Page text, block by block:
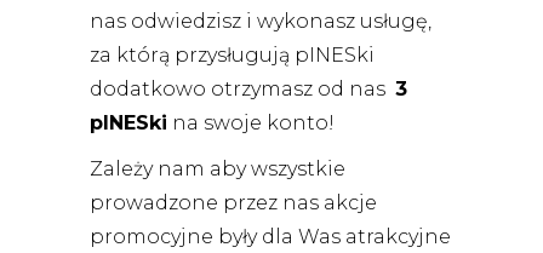
nas odwiedzisz i wykonasz usługę,
za którą przysługują pINESki
dodatkowo otrzymasz od nas 3
pINESki na swoje konto!
Zależy nam aby wszystkie
prowadzone przez nas akcje
promocyjne były dla Was atrakcyjne